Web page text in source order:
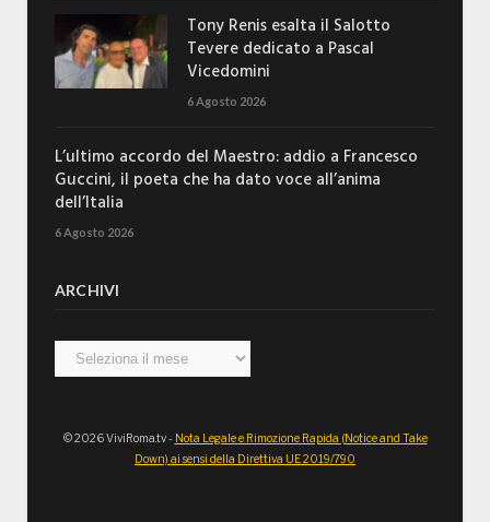
Tony Renis esalta il Salotto
Tevere dedicato a Pascal
Vicedomini
6 Agosto 2026
L’ultimo accordo del Maestro: addio a Francesco
Guccini, il poeta che ha dato voce all’anima
dell’Italia
6 Agosto 2026
ARCHIVI
Archivi
© 2026 ViviRoma.tv - Nota Legale e Rimozione Rapida (Notice and Take
Down) ai sensi della Direttiva UE 2019/790